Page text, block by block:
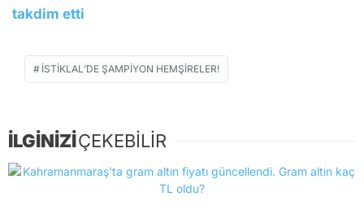
takdim etti
İSTIKLAL’DE ŞAMPIYON HEMŞIRELER!
İLGİNİZİÇEKEBİLİR